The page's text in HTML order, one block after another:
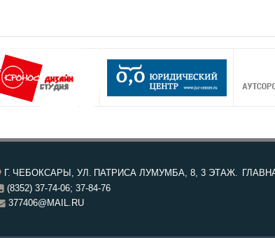
Г. ЧЕБОКСАРЫ, УЛ. ПАТРИСА ЛУМУМБА, 8, 3 ЭТАЖ.
(8352) 37-74-06; 37-84-76
377406@MAIL.RU